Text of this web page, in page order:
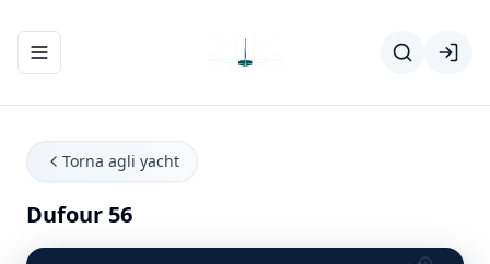
Apri/chiudi menu di navigazione
Torna agli yacht
Dufour 56